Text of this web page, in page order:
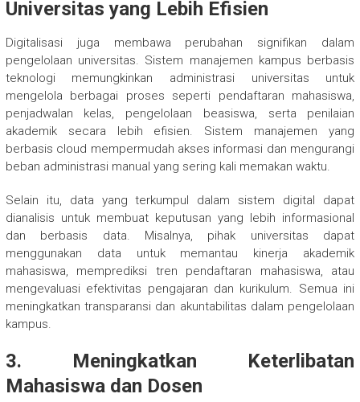
Universitas yang Lebih Efisien
Digitalisasi juga membawa perubahan signifikan dalam
pengelolaan universitas. Sistem manajemen kampus berbasis
teknologi memungkinkan administrasi universitas untuk
mengelola berbagai proses seperti pendaftaran mahasiswa,
penjadwalan kelas, pengelolaan beasiswa, serta penilaian
akademik secara lebih efisien. Sistem manajemen yang
berbasis cloud mempermudah akses informasi dan mengurangi
beban administrasi manual yang sering kali memakan waktu.
Selain itu, data yang terkumpul dalam sistem digital dapat
dianalisis untuk membuat keputusan yang lebih informasional
dan berbasis data. Misalnya, pihak universitas dapat
menggunakan data untuk memantau kinerja akademik
mahasiswa, memprediksi tren pendaftaran mahasiswa, atau
mengevaluasi efektivitas pengajaran dan kurikulum. Semua ini
meningkatkan transparansi dan akuntabilitas dalam pengelolaan
kampus.
3. Meningkatkan Keterlibatan
Mahasiswa dan Dosen